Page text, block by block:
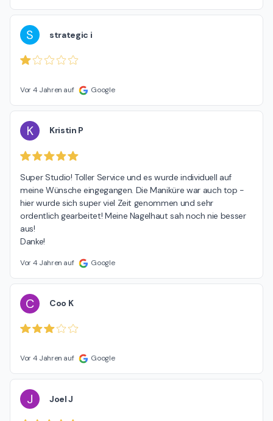
S strategic i
Vor 4 Jahren auf Google
K Kristin P
Super Studio! Toller Service und es wurde individuell auf
meine Wünsche eingegangen. Die Maniküre war auch top -
hier wurde sich super viel Zeit genommen und sehr
ordentlich gearbeitet! Meine Nagelhaut sah noch nie besser
aus!
Danke!
Vor 4 Jahren auf Google
C Coo K
Vor 4 Jahren auf Google
J Joel J